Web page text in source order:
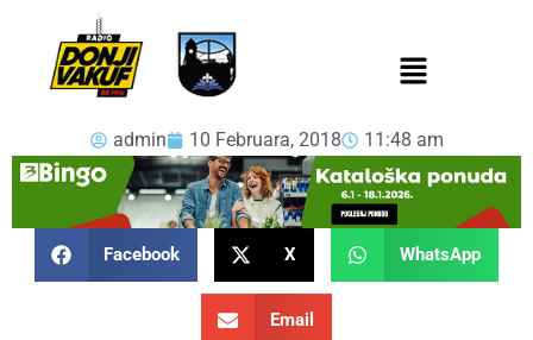
admin 10 Februara, 2018 11:48 am
Facebook X WhatsApp
Email